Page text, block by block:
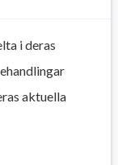
i deras
aktuella